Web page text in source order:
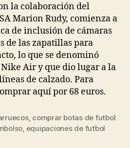
la colaboración del
Marion Rudy, comienza a
de inclusión de cámaras
de las zapatillas para
lo que se denominó
Air y que dio lugar a la
de calzado. Para
aquí por 68 euros.
, comprar botas de futbol
equipaciones de futbol